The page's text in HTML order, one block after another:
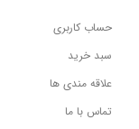
حساب کاربری
سبد خرید
علاقه مندی ها
تماس با ما